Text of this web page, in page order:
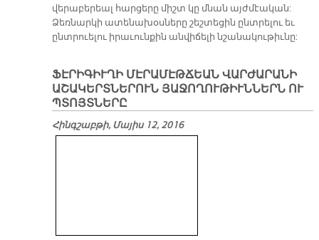
վերաբերեալ հարցերը միշտ կը մնան այժմէական:
Ձեռնարկի ատենախօսները շեշտեցին ընտրելու եւ
ընտրուելու իրաւունքին անվիճելի նշանակութիւնը:
ՖԷՐԻԳԻՒՂԻ ՄԷՐԱՄԷԹՃԵԱՆ ՎԱՐԺԱՐԱՆԻ
ԱՇԱԿԵՐՏՆԵՐՈՒՆ ՅԱՋՈՂՈՒԹԻՒՆՆԵՐՆ ՈՒ
ՊՏՈՅՏՆԵՐԸ
Հինգշաբթի, Մայիս 12, 2016